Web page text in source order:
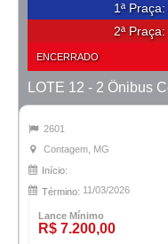
1ª Praça:
2ª Praça:
ENCERRADO
2601
Contagem, MG
Início:
Término: 11/03/2026
Lance Mínimo
R$ 7.200,00